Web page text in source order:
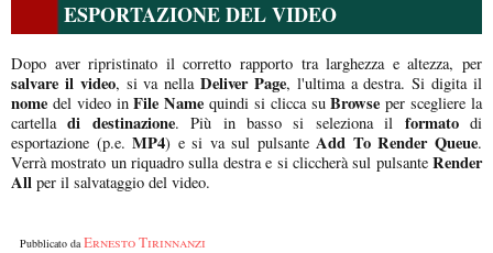
ESPORTAZIONE DEL VIDEO
Dopo aver ripristinato il corretto rapporto tra larghezza e altezza, per
salvare il video, si va nellaDeliver Page, l'ultima a destra. Si digita il
nome del video inFile Name quindi si clicca suBrowse per scegliere la
cartelladi destinazione. Più in basso si seleziona il formatodi
esportazione (p.e.MP4) e si va sul pulsante Add To Render Queue.
Verrà mostrato un riquadro sulla destra e si cliccherà sul pulsanteRender
All per il salvataggio del video.
Pubblicato da Ernesto Tirinnanzi